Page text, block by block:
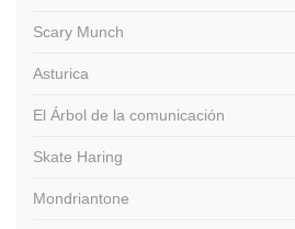
Scary Munch
Asturica
El Árbol de la comunicación
Skate Haring
Mondriantone